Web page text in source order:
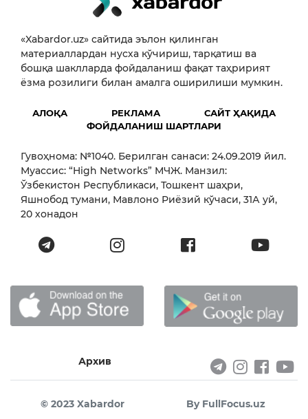
«Xabardor.uz» сайтида эълон қилинган
материаллардан нусха кўчириш, тарқатиш ва
бошқа шаклларда фойдаланиш фақат таҳририят
ёзма розилиги билан амалга оширилиши мумкин.
АЛОҚА РЕКЛАМА
САЙТ ҲАҚИДА
ФОЙДАЛАНИШ ШАРТЛАРИ
Гувоҳнома: №1040. Берилган санаси: 24.09.2019 йил.
Муассис: “High Networks” МЧЖ. Манзил:
Ўзбекистон Республикаси, Тошкент шаҳри,
Яшнобод тумани, Мавлоно Риёзий кўчаси, 31А уй,
20 хонадон
Архив
© 2023 Xabardor By FullFocus.uz